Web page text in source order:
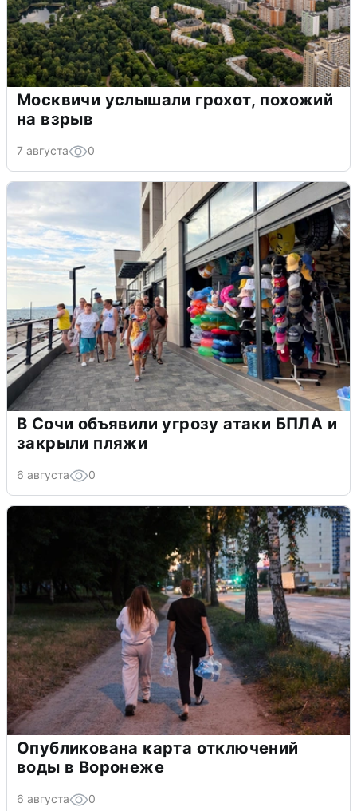
Москвичи услышали грохот, похожий
на взрыв
7 августа 0
В Сочи объявили угрозу атаки БПЛА и
закрыли пляжи
6 августа 0
Опубликована карта отключений
воды в Воронеже
6 августа 0